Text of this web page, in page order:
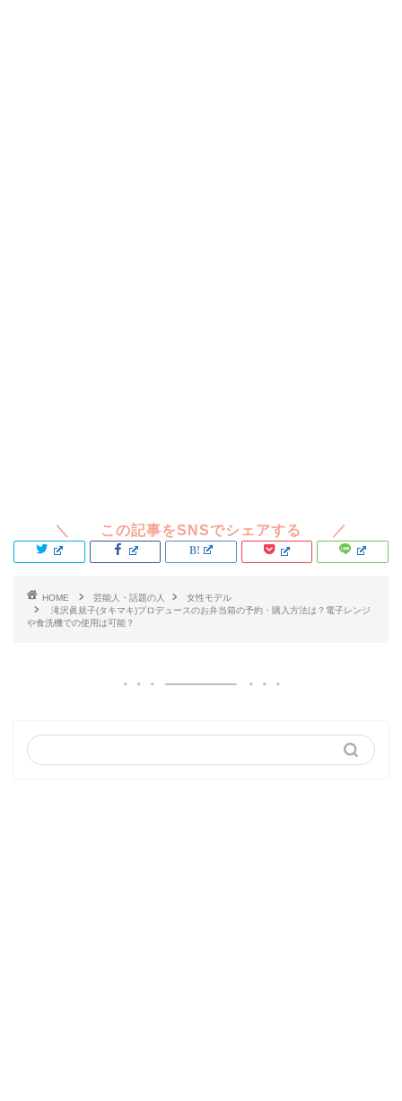
HOME 芸能人・話題の人
女性モデル
滝沢眞規子(タキマキ)プロデュースのお弁当箱の予約・購入方法は？電子レンジ
や食洗機での使用は可能？